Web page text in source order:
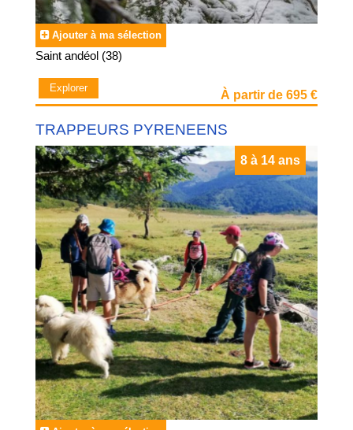
Ajouter à ma sélection
Saint andéol (38)
Explorer
À partir de 695 €
TRAPPEURS PYRENEENS
8 à 14 ans